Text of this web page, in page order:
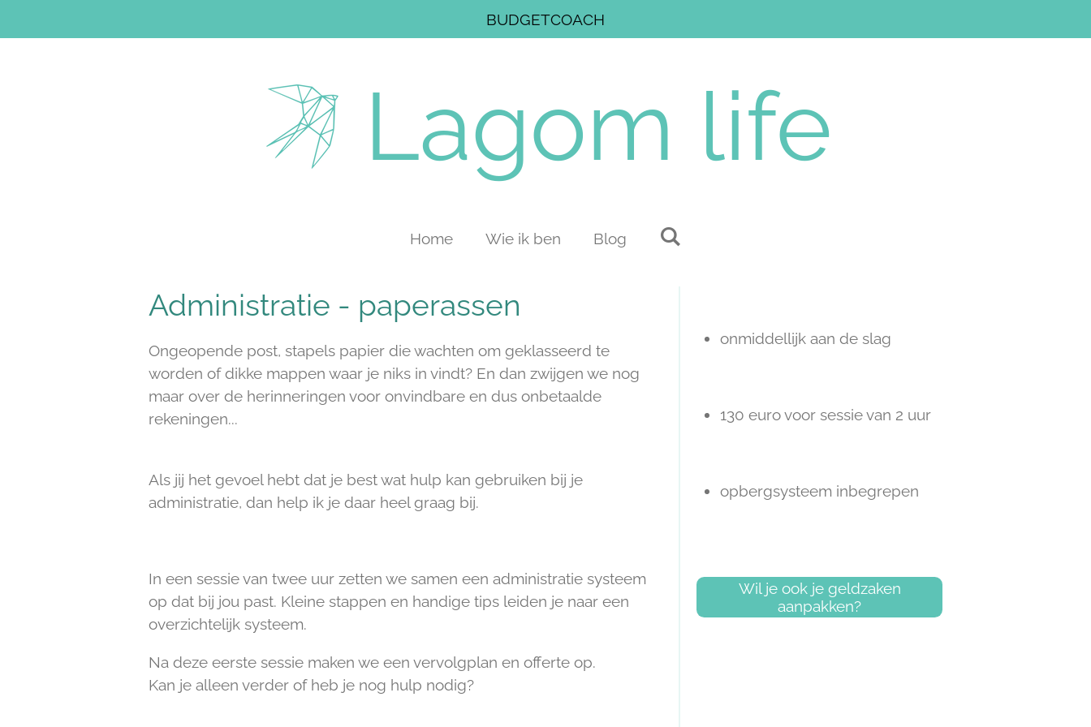
direct
BUDGETCOACH
Lagom life
Home Wie ik ben Blog
Administratie - paperassen
Ongeopende post, stapels papier die wachten om geklasseerd te
worden of dikke mappen waar je niks in vindt? En dan zwijgen we nog
maar over de herinneringen voor onvindbare en dus onbetaalde
rekeningen...
Als jij het gevoel hebt dat je best wat hulp kan gebruiken bij je
administratie, dan help ik je daar heel graag bij.
In een sessie van twee uur zetten we samen een administratie systeem
op dat bij jou past. Kleine stappen en handige tips leiden je naar een
overzichtelijk systeem.
Na deze eerste sessie maken we een vervolgplan en offerte op.
Kan je alleen verder of heb je nog hulp nodig?
onmiddellijk aan de slag
130 euro voor sessie van 2 uur
opbergsysteem inbegrepen
Wil je ook je geldzaken
aanpakken?